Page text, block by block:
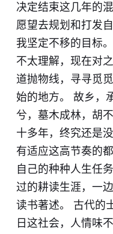
决定结束这几年的
愿望去规划和打发
我坚定不移的目标
不太理解，现在对
道抛物线，寻寻觅
始的地方。 故乡，
兮，墓木成林，胡
十多年，终究还是
有适应这高节奏的
自己的种种人生任
过的耕读生涯，一
读书著述。 古代的
日这社会，人情味